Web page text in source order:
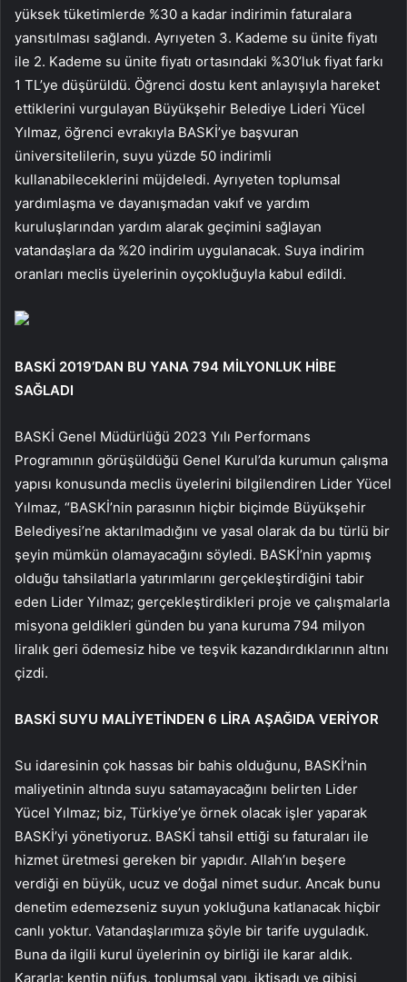
yüksek tüketimlerde %30 a kadar indirimin faturalara
yansıtılması sağlandı. Ayrıyeten 3. Kademe su ünite fiyatı
ile 2. Kademe su ünite fiyatı ortasındaki %30’luk fiyat farkı
1 TL’ye düşürüldü. Öğrenci dostu kent anlayışıyla hareket
ettiklerini vurgulayan Büyükşehir Belediye Lideri Yücel
Yılmaz, öğrenci evrakıyla BASKİ’ye başvuran
üniversitelilerin, suyu yüzde 50 indirimli
kullanabileceklerini müjdeledi. Ayrıyeten toplumsal
yardımlaşma ve dayanışmadan vakıf ve yardım
kuruluşlarından yardım alarak geçimini sağlayan
vatandaşlara da %20 indirim uygulanacak. Suya indirim
oranları meclis üyelerinin oyçokluğuyla kabul edildi.
BASKİ 2019’DAN BU YANA 794 MİLYONLUK HİBE
SAĞLADI
BASKİ Genel Müdürlüğü 2023 Yılı Performans
Programının görüşüldüğü Genel Kurul’da kurumun çalışma
yapısı konusunda meclis üyelerini bilgilendiren Lider Yücel
Yılmaz, “BASKİ’nin parasının hiçbir biçimde Büyükşehir
Belediyesi’ne aktarılmadığını ve yasal olarak da bu türlü bir
şeyin mümkün olamayacağını söyledi. BASKİ’nin yapmış
olduğu tahsilatlarla yatırımlarını gerçekleştirdiğini tabir
eden Lider Yılmaz; gerçekleştirdikleri proje ve çalışmalarla
misyona geldikleri günden bu yana kuruma 794 milyon
liralık geri ödemesiz hibe ve teşvik kazandırdıklarının altını
çizdi.
BASKİ SUYU MALİYETİNDEN 6 LİRA AŞAĞIDA VERİYOR
Su idaresinin çok hassas bir bahis olduğunu, BASKİ’nin
maliyetinin altında suyu satamayacağını belirten Lider
Yücel Yılmaz; biz, Türkiye’ye örnek olacak işler yaparak
BASKİ’yi yönetiyoruz. BASKİ tahsil ettiği su faturaları ile
hizmet üretmesi gereken bir yapıdır. Allah’ın beşere
verdiği en büyük, ucuz ve doğal nimet sudur. Ancak bunu
denetim edemezseniz suyun yokluğuna katlanacak hiçbir
canlı yoktur. Vatandaşlarımıza şöyle bir tarife uyguladık.
Buna da ilgili kurul üyelerinin oy birliği ile karar aldık.
Kararla; kentin nüfus, toplumsal yapı, iktisadı ve gibisi